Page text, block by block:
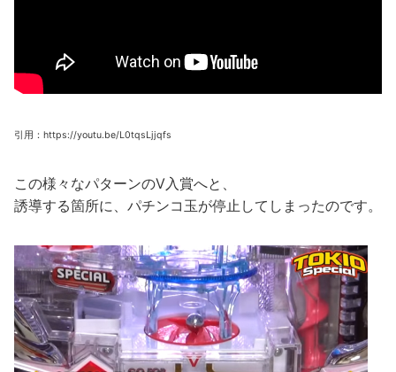
引用：https://youtu.be/L0tqsLjjqfs
この様々なパターンのV入賞へと、
誘導する箇所に、パチンコ玉が停止してしまったのです。